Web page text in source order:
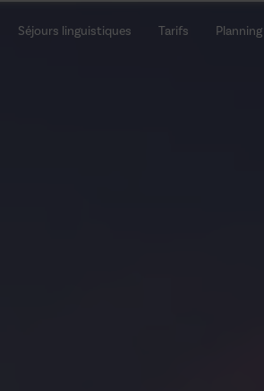
Séjours linguistiques Tarifs